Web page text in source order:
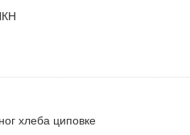
хлеба циповке